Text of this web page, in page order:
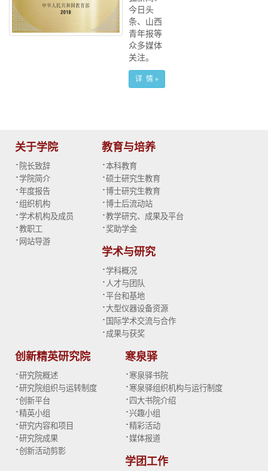
今日头
条、山西
青年报等
众多媒体
关注。
详 情 »
关于学院
· 院长致辞
·学院简介
·年度报告
·组织机构
·学术机构及成员
·教职工
· 网站导游
教育与培养
·本科教育
·硕士研究生教育
·博士研究生教育
·博士后流动站
·教学研究、成果及平台
·奖助学金
学术与研究
·学科概况
· 人才与团队
·平台和基地
·大型仪器设备资源
· 国际学术交流与合作
· 成果与获奖
创新精英研究院
·研究院概述
·研究院组织与运转制度
·创新平台
·精英小组
·研究内容和项目
·研究院成果
·创新活动剪影
寒泉驿
· 寒泉驿书院
· 寒泉驿组织机构与运行制度
· 四大书院介绍
·兴趣小组
·精彩活动
·媒体报道
学团工作